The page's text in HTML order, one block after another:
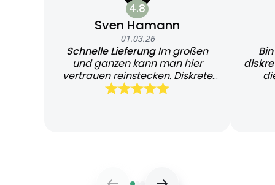
4.8
Sven Hamann
01.03.26
Schnelle LieferungIm großen
und ganzen kann man hier
vertrauen reinstecken. Diskrete
und schnelle Lieferung